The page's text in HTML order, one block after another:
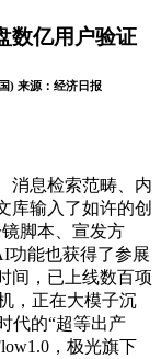
数亿用户验证
) 来源： 经济日报
息检索范畴、内
库输入了如许的创
脚本、宣发方
功能也获得了参展
间，已上线数百项
，正在大模子沉
代的“超等出产
，极光旗下